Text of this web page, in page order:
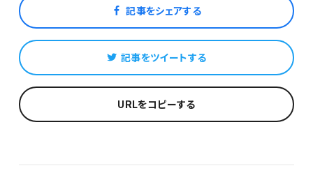
記事をシェアする
記事をツイートする
URLをコピーする